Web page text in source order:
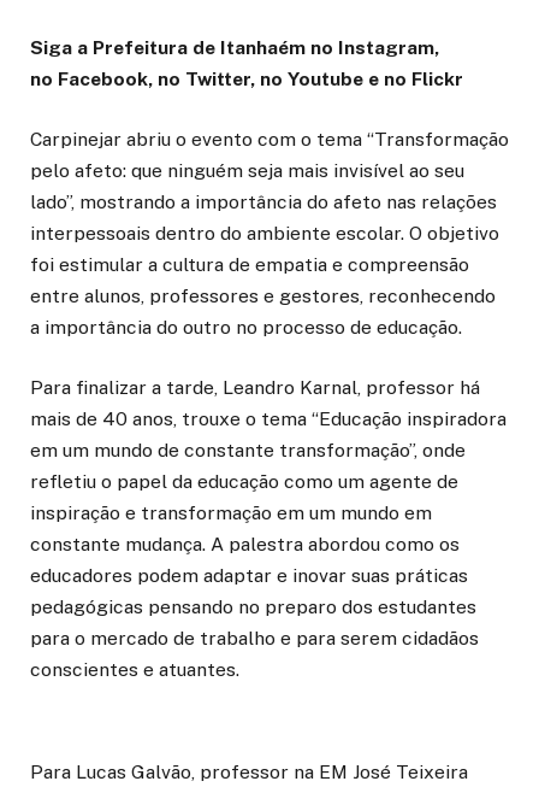
Siga a Prefeitura de Itanhaém no Instagram,
no Facebook, no Twitter, no Youtube e no Flickr
Carpinejar abriu o evento com o tema “Transformação
pelo afeto: que ninguém seja mais invisível ao seu
lado”, mostrando a importância do afeto nas relações
interpessoais dentro do ambiente escolar. O objetivo
foi estimular a cultura de empatia e compreensão
entre alunos, professores e gestores, reconhecendo
a importância do outro no processo de educação.
Para finalizar a tarde, Leandro Karnal, professor há
mais de 40 anos, trouxe o tema “Educação inspiradora
em um mundo de constante transformação”, onde
refletiu o papel da educação como um agente de
inspiração e transformação em um mundo em
constante mudança. A palestra abordou como os
educadores podem adaptar e inovar suas práticas
pedagógicas pensando no preparo dos estudantes
para o mercado de trabalho e para serem cidadãos
conscientes e atuantes.
Para Lucas Galvão, professor na EM José Teixeira